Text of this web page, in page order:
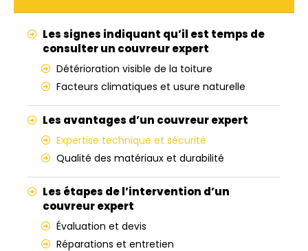
Les signes indiquant qu’il est temps de
consulter un couvreur expert
Détérioration visible de la toiture
Facteurs climatiques et usure naturelle
Les avantages d’un couvreur expert
Expertise technique et sécurité
Qualité des matériaux et durabilité
Les étapes de l’intervention d’un
couvreur expert
Évaluation et devis
Réparations et entretien